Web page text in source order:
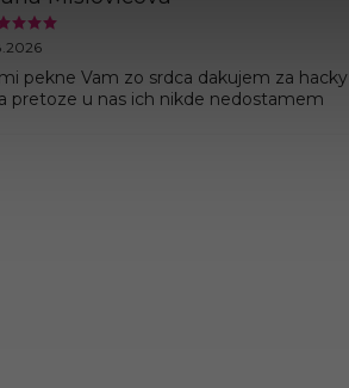
pekne Vam zo srdca dakujem za hacky
pretoze u nas ich nikde nedostamem